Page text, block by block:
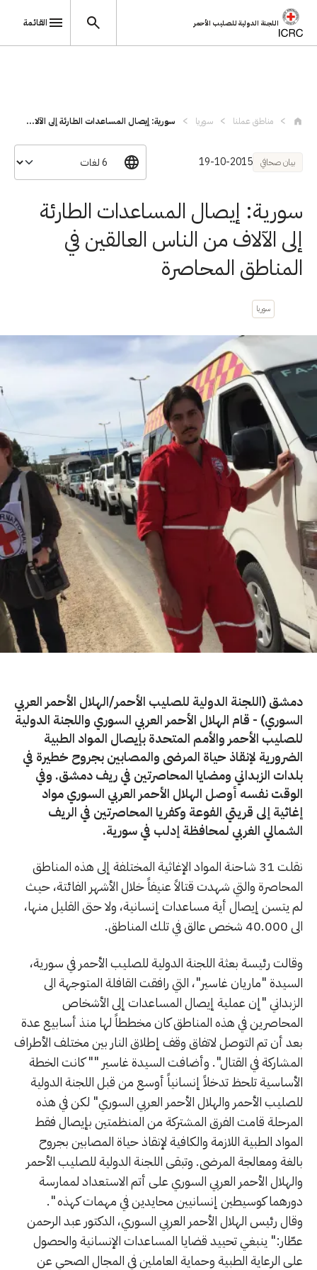
اللجنة الدولية للصليب الأحمر القائمة
مناطق عملنا سوريا سورية: إيصال المساعدات الطارئة إلى الآلا...
بيان صحافي 19-10-2015
سورية: إيصال المساعدات الطارئة
إلى الآلاف من الناس العالقين في
المناطق المحاصرة
سوريا
دمشق (اللجنة الدولية للصليب الأحمر/الهلال الأحمر العربي
السوري) - قام الهلال الأحمر العربي السوري واللجنة الدولية
للصليب الأحمر والأمم المتحدة بإيصال المواد الطبية
الضرورية لإنقاذ حياة المرضى والمصابين بجروح خطيرة في
بلدات الزبداني ومضايا المحاصرتين في ريف دمشق. وفي
الوقت نفسه أوصل الهلال الأحمر العربي السوري مواد
إغاثية إلى قريتي الفوعة وكفريا المحاصرتين في الريف
الشمالي الغربي لمحافظة إدلب في سورية.
نقلت 31 شاحنة المواد الإغاثية المختلفة إلى هذه المناطق
المحاصرة والتي شهدت قتالاً عنيفاً خلال الأشهر الفائتة، حيث
لم يتسن إيصال أية مساعدات إنسانية، ولا حتى القليل منها،
الى 40.000 شخص عالق في تلك المناطق.
وقالت رئيسة بعثة اللجنة الدولية للصليب الأحمر في سورية،
السيدة "ماريان غاسير"، التي رافقت القافلة المتوجهة الى
الزبداني "إن عملية إيصال المساعدات إلى الأشخاص
المحاصرين في هذه المناطق كان مخططاً لها منذ أسابيع عدة
بعد أن تم التوصل لاتفاق وقف إطلاق النار بين مختلف الأطراف
المشاركة في القتال". وأضافت السيدة غاسير "" كانت الخطة
الأساسية تلحظ تدخلاً إنسانياً أوسع من قبل اللجنة الدولية
للصليب الأحمر والهلال الأحمر العربي السوري" لكن في هذه
المرحلة قامت الفرق المشتركة من المنظمتين بإيصال فقط
المواد الطبية اللازمة والكافية لإنقاذ حياة المصابين بجروح
بالغة ومعالجة المرضى. وتبقى اللجنة الدولية للصليب الأحمر
والهلال الأحمر العربي السوري على أتم الاستعداد لممارسة
دورهما كوسيطين إنسانيين محايدين في مهمات كهذه ".
وقال رئيس الهلال الأحمر العربي السوري، الدكتور عبد الرحمن
عطّار:" ينبغي تحييد قضايا المساعدات الإنسانية والحصول
على الرعاية الطبية وحماية العاملين في المجال الصحي عن